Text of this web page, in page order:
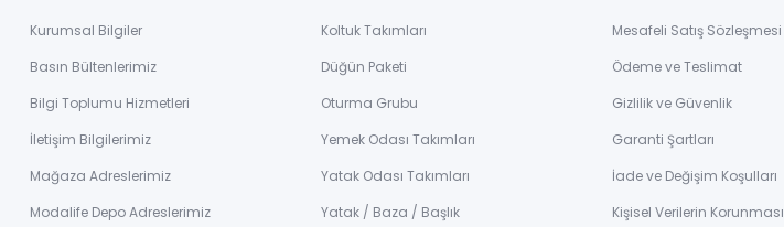
Kurumsal Bilgiler
Basın Bültenlerimiz
Bilgi Toplumu Hizmetleri
İletişim Bilgilerimiz
Mağaza Adreslerimiz
Modalife Depo Adreslerimiz
Koltuk Takımları
Düğün Paketi
Oturma Grubu
Yemek Odası Takımları
Yatak Odası Takımları
Yatak / Baza / Başlık
Mesafeli Satış Sözleşmesi
Ödeme ve Teslimat
Gizlilik ve Güvenlik
Garanti Şartları
İade ve Değişim Koşulları
Kişisel Verilerin Korunması